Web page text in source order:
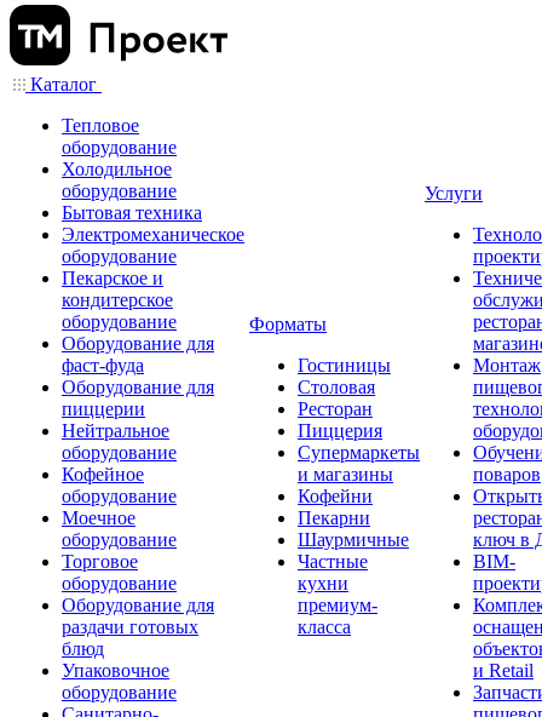
Каталог
Тепловое
оборудование
Холодильное
оборудование
Бытовая техника
Электромеханическое
оборудование
Пекарское и
кондитерское
оборудование
Оборудование для
фаст-фуда
Оборудование для
пиццерии
Нейтральное
оборудование
Кофейное
оборудование
Моечное
оборудование
Торговое
оборудование
Оборудование для
раздачи готовых
блюд
Упаковочное
оборудование
Форматы
Гостиницы
Столовая
Ресторан
Пиццерия
Супермаркеты
и магазины
Кофейни
Пекарни
Шаурмичные
Частные
кухни
премиум-
класса
Услуги
Монтаж
поваров
ключ в
BIM-
и Retail